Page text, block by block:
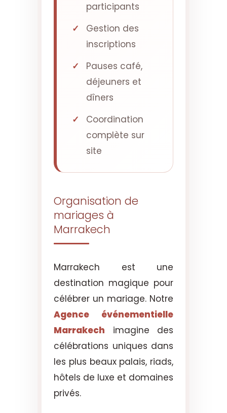
participants
Gestion des
inscriptions
Pauses café,
déjeuners et
dîners
Coordination
complète sur
site
Organisation de
mariages à
Marrakech
Marrakech est une
destination magique pour
célébrer un mariage. Notre
Agence événementielle
Marrakech imagine des
célébrations uniques dans
les plus beaux palais, riads,
hôtels de luxe et domaines
privés.